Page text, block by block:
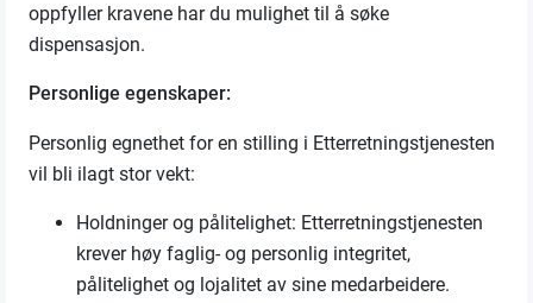
oppfyller kravene har du mulighet til å søke
dispensasjon.
Personlige egenskaper:
Personlig egnethet for en stilling i Etterretningstjenesten
vil bli ilagt stor vekt:
Holdninger og pålitelighet: Etterretningstjenesten
krever høy faglig- og personlig integritet,
pålitelighet og lojalitet av sine medarbeidere.